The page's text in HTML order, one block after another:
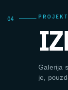
04
Galerija
je,